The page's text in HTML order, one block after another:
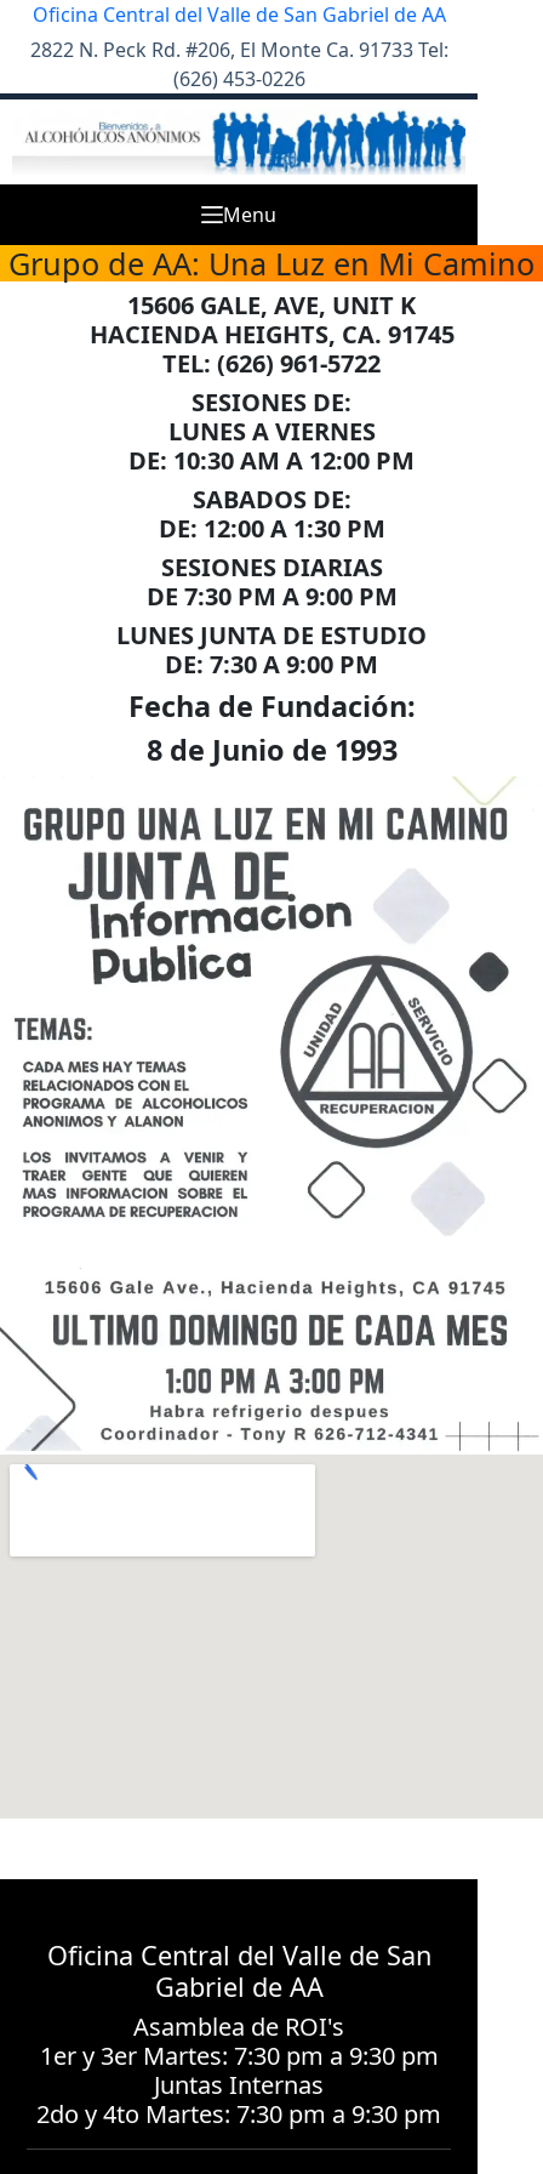
SkipOficina Central del Valle de San Gabriel de AA
2822 N. Peck Rd. #206, El Monte Ca. 91733 Tel:
(626) 453-0226
Menu
Grupo de AA: Una Luz en Mi Camino
15606 GALE, AVE, UNIT K
HACIENDA HEIGHTS, CA. 91745
TEL: (626) 961-5722
SESIONES DE:
LUNES A VIERNES
DE: 10:30 AM A 12:00 PM
SABADOS DE:
DE: 12:00 A 1:30 PM
SESIONES DIARIAS
DE 7:30 PM A 9:00 PM
LUNES JUNTA DE ESTUDIO
DE: 7:30 A 9:00 PM
Fecha de Fundación:
8 de Junio de 1993
Oficina Central del Valle de San
Gabriel de AA
Asamblea de ROI's
1er y 3er Martes: 7:30 pm a 9:30 pm
Juntas Internas
2do y 4to Martes: 7:30 pm a 9:30 pm